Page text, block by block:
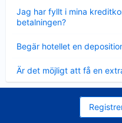
Jag har fyllt i mina
betalningen?
mindre
Begär hotellet en
mindre
Är det möjligt att få en
mindre